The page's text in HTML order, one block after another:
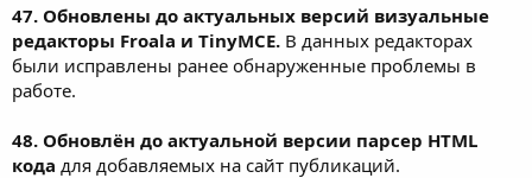
47. Обновлены до актуальных версий визуальные
редакторы Froala и TinyMCE. В данных редакторах
были исправлены ранее обнаруженные проблемы в
работе.
48. Обновлён до актуальной версии парсер HTML
кода для добавляемых на сайт публикаций.